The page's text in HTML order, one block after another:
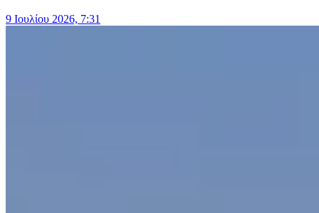
9 Ιουλίου 2026, 7:31